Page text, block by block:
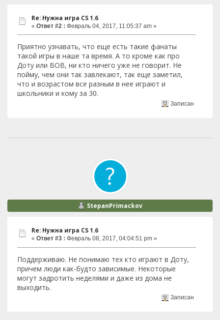
Re: Нужна игра СS 1.6
« Ответ #2 : Февраль 04, 2017, 11:05:37 am »
Приятно узнавать, что еще есть такие фанаты
такой игры в наше та время. А то кроме как про
Доту или ВОВ, ни кто ничего уже не говорит. Не
пойму, чем они так завлекают, так еще заметил,
что и возрастом все разным в нее играют и
школьники и кому за 30.
Записан
StepanPrimackov
Re: Нужна игра СS 1.6
« Ответ #3 : Февраль 08, 2017, 04:04:51 pm »
Поддерживаю. Не понимаю тех кто играют в Доту,
причем люди как-будто зависимые. Некоторые
могут задротить неделями и даже из дома не
выходить.
Записан